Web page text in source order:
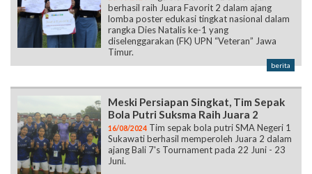
berhasil raih Juara Favorit 2 dalam ajang
lomba poster edukasi tingkat nasional dalam
rangka Dies Natalis ke-1 yang
diselenggarakan (FK) UPN “Veteran” Jawa
Timur.
berita
Meski Persiapan Singkat, Tim Sepak
Bola Putri Suksma Raih Juara 2
16/08/2024 Tim sepak bola putri SMA Negeri 1
Sukawati berhasil memperoleh Juara 2 dalam
ajang Bali 7's Tournament pada 22 Juni - 23
Juni.